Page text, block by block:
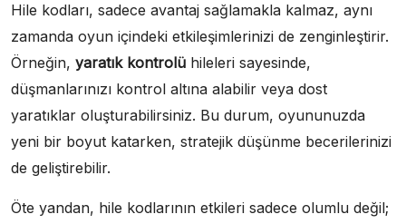
Hile kodları, sadece avantaj sağlamakla kalmaz, aynı
zamanda oyun içindeki etkileşimlerinizi de zenginleştirir.
Örneğin, yaratık kontrolü hileleri sayesinde,
düşmanlarınızı kontrol altına alabilir veya dost
yaratıklar oluşturabilirsiniz. Bu durum, oyununuzda
yeni bir boyut katarken, stratejik düşünme becerilerinizi
de geliştirebilir.
Öte yandan, hile kodlarının etkileri sadece olumlu değil;